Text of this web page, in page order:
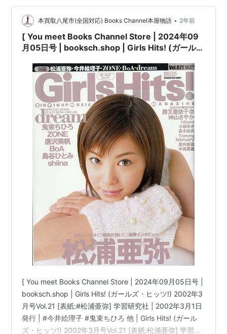
け有][※…
本買取八尾市(全国対応) Books Channel本屋物語 • 2年前
[ You meet Books Channel Store | 2024年09
月05日号 | booksch.shop | Girls Hits! (ガール
弥] 学習研究社 | 2002年3月1日発行 | #今井絵理
子 #鬼束ちひろ 他 |
[ You meet Books Channel Store | 2024年09月05日号 |
booksch.shop | Girls Hits! (ガールズ・ヒッツ!) 2002年3
月号Vol.21 [表紙:#松浦亜弥] 学習研究社 | 2002年3月1日
発行 | #今井絵理子 #鬼束ちひろ 他 | Girls Hits! (ガール
ズ・ヒッツ!) 2002年3月号Vol.21 [表紙:松浦亜弥] 学習研